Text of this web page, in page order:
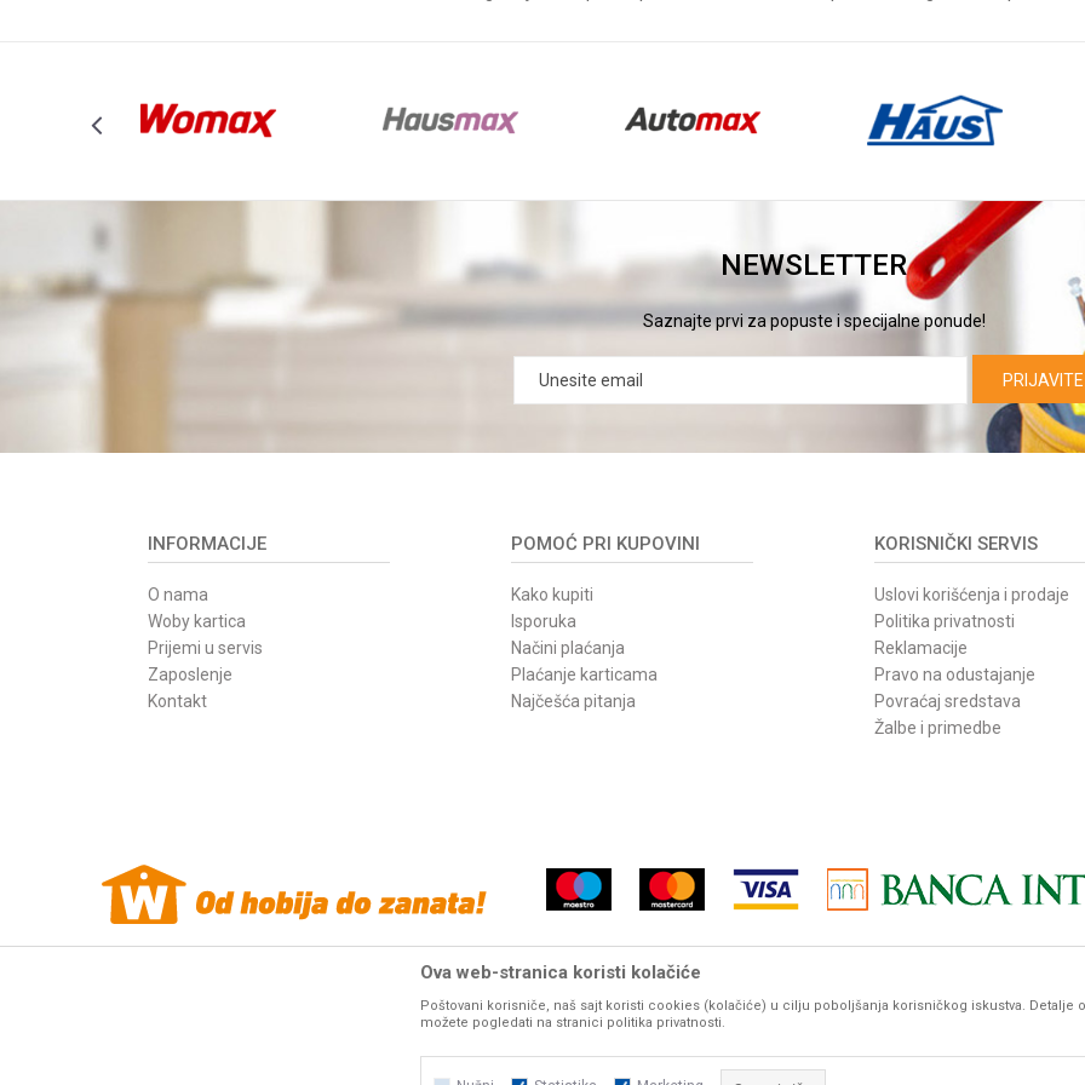
NEWSLETTER
Saznajte prvi za popuste i specijalne ponude!
INFORMACIJE
O nama
Woby kartica
Prijemi u servis
Zaposlenje
Kontakt
POMOĆ PRI KUPOVINI
Kako kupiti
Isporuka
Načini plaćanja
Plaćanje karticama
Najčešća pitanja
KORISNIČKI SERVIS
Uslovi korišćenja i prodaje
Politika privatnosti
Reklamacije
Pravo na odustajanje
Povraćaj sredstava
Žalbe i primedbe
mašina i alata na ovom sajtu iskazane su u dinarima. PDV je uračunat u mp cenu. Zadržavamo pravo promene
resurse da Vam svi artikli na ovom sajtu budu prikazani sa ispravnim nazivima, karakteristikama, fotografijama i cenama. Ipak, ne možemo
Ova web-stranica koristi kolačiće
Poštovani korisniče, naš sajt koristi cookies (kolačiće) u cilju poboljšanja korisničkog iskustva. Detalje
možete pogledati na stranici politika privatnosti.